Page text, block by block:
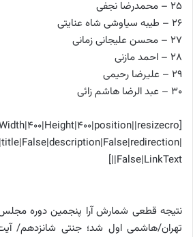
25 – محمدرضا نجفی
26 – طیبه سیاوشی شاه عنایتی
27 – محسن علیجانی زمانی
28 – احمد مازنی
29 – علیرضا رحیمی
30 – عبد الرضا هاشم زائی
False|LinkText||]
نتیجه قطعی شمارش آرا پنجمین دوره
تهران/هاشمی اول شد؛ جنتی شانزدهم/